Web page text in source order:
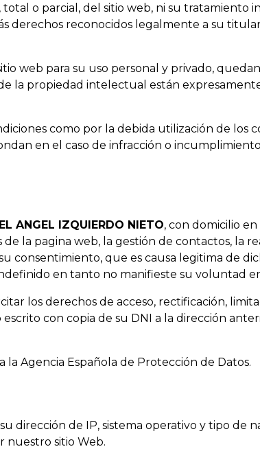
o parcial, del sitio web, ni su tratamiento
derechos reconocidos legalmente a su
web para su uso personal y privado,
la propiedad intelectual están
como por la debida utilización de los
en el caso de infracción o
ANGEL IZQUIERDO NIETO, con domicilio
la pagina web, la gestión de contactos, la
consentimiento, que es causa legitima de
en tanto no manifieste su voluntad
los derechos de acceso, rectificación,
con copia de su DNI a la dirección
Agencia Española de Protección de Datos.
dirección de IP, sistema operativo y tipo de
nuestro sitio Web.